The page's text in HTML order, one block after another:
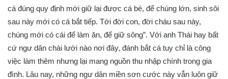
cá đúng quy định mới giữ lại được cá bé, để chúng lớn, sinh sôi
sau này mới có cá bắt tiếp. Tới đời con, đời cháu sau này,
chúng mới có cái để làm ăn, để giữ sông”. Với anh Thái hay bất
cứ ngư dân chài lưới nào nơi đây, đánh bắt cá tuy chỉ là công
việc làm thêm nhưng lại mang nguồn thu nhập chính trong gia
đình. Lâu nay, những ngư dân miền sơn cước này vẫn luôn giữ